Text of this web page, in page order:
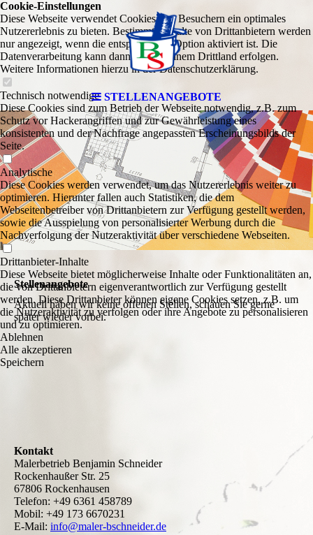
STELLENANGEBOTE
Stellenangebote
Aktuell haben wir keine offenen Stellen, schauen Sie gerne
später wieder vorbei.
Kontakt
Malerbetrieb Benjamin Schneider
Rockenhaußer Str. 25
67806 Rockenhausen
Telefon: +49 6361 458789
Mobil: +49 173 6670231
E-Mail: info@maler-bschneider.de
Cookie-Einstellungen
Diese Webseite verwendet Cookies, um Besuchern ein optimales
Nutzererlebnis zu bieten. Bestimmte Inhalte von Drittanbietern werden
nur angezeigt, wenn die entsprechende Option aktiviert ist. Die
Datenverarbeitung kann dann auch in einem Drittland erfolgen.
Weitere Informationen hierzu in der Datenschutzerklärung.
Technisch notwendige
Diese Cookies sind zum Betrieb der Webseite notwendig, z.B. zum
Schutz vor Hackerangriffen und zur Gewährleistung eines
konsistenten und der Nachfrage angepassten Erscheinungsbilds der
Seite.
Analytische
Diese Cookies werden verwendet, um das Nutzererlebnis weiter zu
optimieren. Hierunter fallen auch Statistiken, die dem
Webseitenbetreiber von Drittanbietern zur Verfügung gestellt werden,
sowie die Ausspielung von personalisierter Werbung durch die
Nachverfolgung der Nutzeraktivität über verschiedene Webseiten.
Drittanbieter-Inhalte
Diese Webseite bietet möglicherweise Inhalte oder Funktionalitäten an,
die von Drittanbietern eigenverantwortlich zur Verfügung gestellt
werden. Diese Drittanbieter können eigene Cookies setzen, z.B. um
die Nutzeraktivität zu verfolgen oder ihre Angebote zu personalisieren
und zu optimieren.
Ablehnen
Alle akzeptieren
Speichern